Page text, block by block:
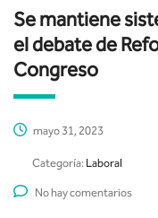
Se mantiene
el debate de
Congreso
mayo 31, 2023
Categoría: Laboral
No hay comentarios